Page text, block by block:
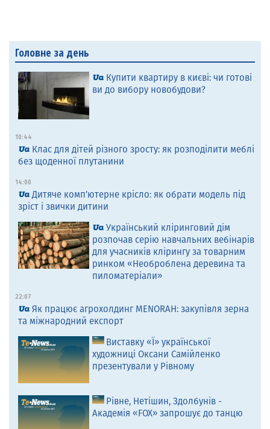
Головне за день
Купити квартиру в києві: чи готові
ви до вибору новобудови?
10:44
Клас для дітей різного зросту: як розподілити меблі
без щоденної плутанини
14:00
Дитяче комп’ютерне крісло: як обрати модель під
зріст і звички дитини
Український кліринговий дім
розпочав серію навчальних вебінарів
для учасників клірингу за товарним
ринком «Необроблена деревина та
пиломатеріали»
22:07
Як працює агрохолдинг MENORAH: закупівля зерна
та міжнародний експорт
Виставку «Ї» української
художниці Оксани Самійленко
презентували у Рівному
Рівне, Нетішин, Здолбунів -
Академія «FOX» запрошує до танцю